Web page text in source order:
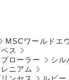
MSCワールドエ
ス
ローラー
シル
ニアム
ンセス
ルビー